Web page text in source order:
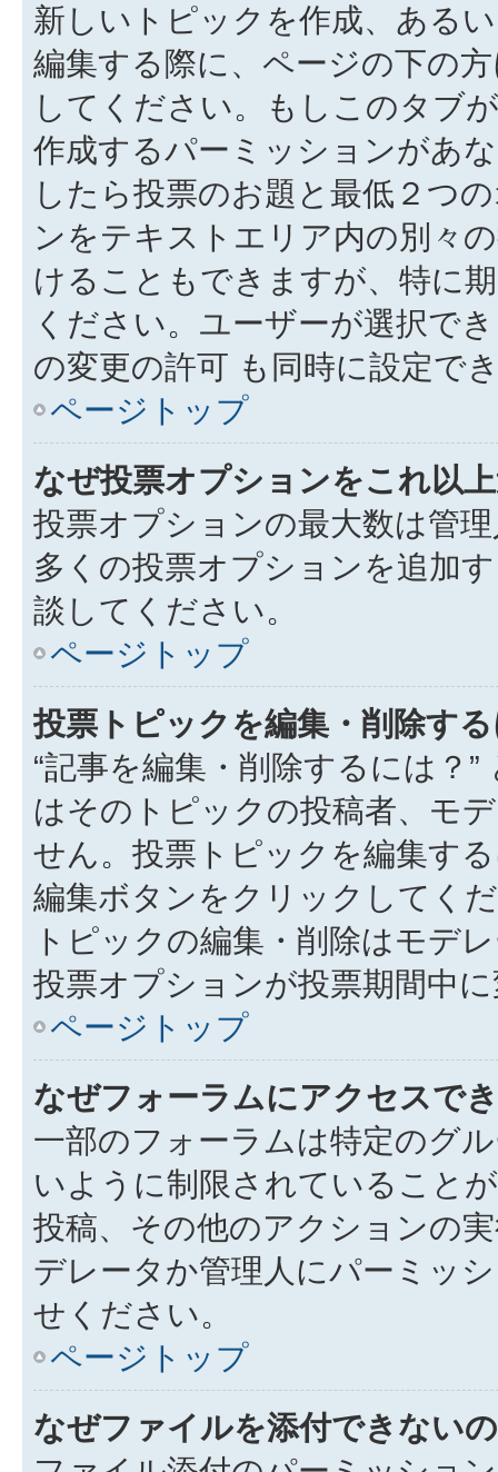
新しいトピックを作成、ある
編集する際に、ページの下の
してください。もしこのタブ
作成するパーミッションがあ
したら投票のお題と最低２つ
ンをテキストエリア内の別々
けることもできますが、特に
ください。ユーザーが選択で
の変更の許可 も同時に設定で
ページトップ
なぜ投票オプションをこれ以
投票オプションの最大数は管
多くの投票オプションを追加
談してください。
ページトップ
投票トピックを編集・削除す
“記事を編集・削除するには？
はそのトピックの投稿者、モ
せん。投票トピックを編集す
編集ボタンをクリックしてく
トピックの編集・削除はモデ
投票オプションが投票期間中
ページトップ
なぜフォーラムにアクセスで
一部のフォーラムは特定のグ
いように制限されていること
投稿、その他のアクションの
デレータか管理人にパーミッ
せください。
ページトップ
なぜファイルを添付できない